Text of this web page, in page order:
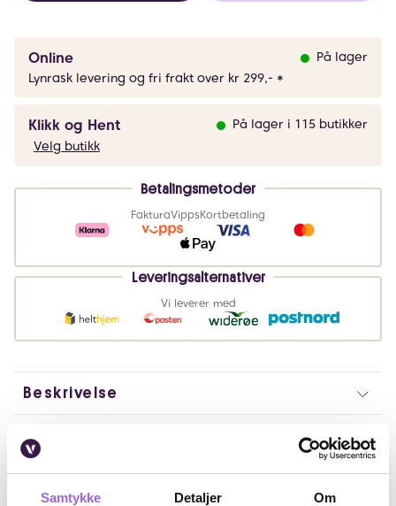
Samtykke Detaljer Om
Online
På lager
Lynrask levering og fri frakt over kr 299,- *
Klikk og Hent
På lager i 115 butikker
Velg butikk
Betalingsmetoder
FakturaVippsKortbetaling
Leveringsalternativer
Vi leverer med
Beskrivelse
Bruk
Fordeler